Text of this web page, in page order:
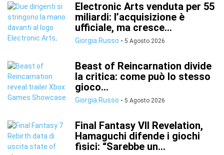
Electronic Arts venduta per 55
miliardi: l’acquisizione è
ufficiale, ma cresce...
Giorgia Russo - 5 Agosto 2026
Beast of Reincarnation divide
la critica: come può lo stesso
gioco...
Giorgia Russo - 5 Agosto 2026
Final Fantasy VII Revelation,
Hamaguchi difende i giochi
fisici: “Sarebbe un...